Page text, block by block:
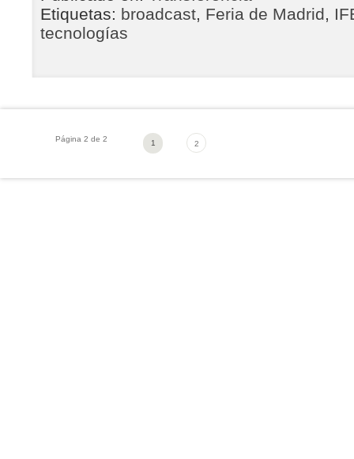
Etiquetas: broadcast, Feria de Madrid,
tecnologías
Página 2 de 2 1 2